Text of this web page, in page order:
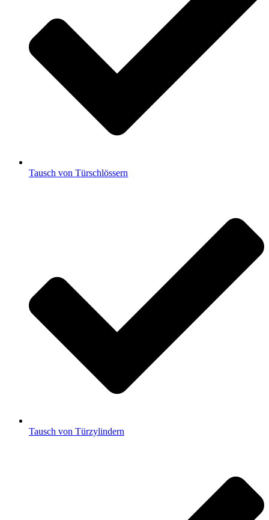
Tausch von Türschlössern
Tausch von Türzylindern